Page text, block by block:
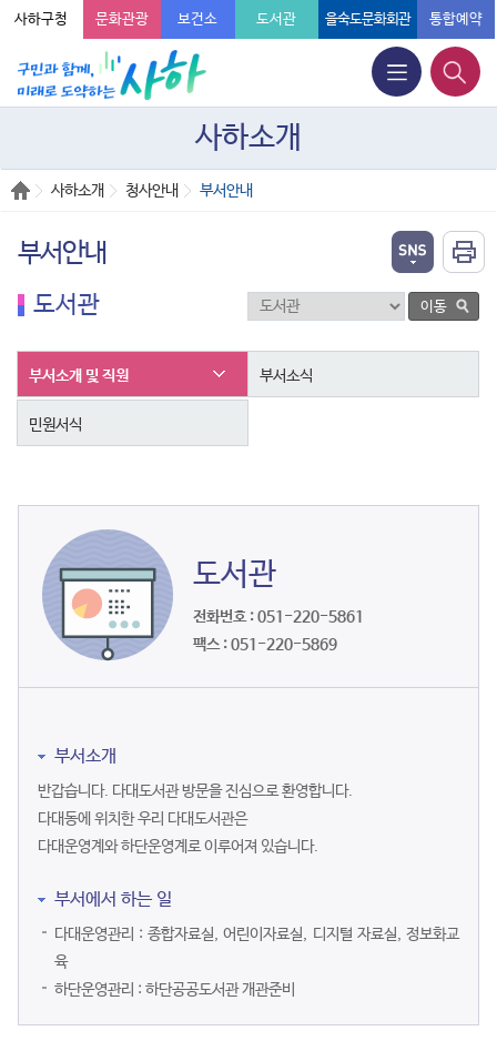
사하구청 문화관광 보건소 도서관 을숙도문화회관 통합예약
사하소개
사하소개 청사안내 부서안내
부서안내
도서관
부서소개 및 직원 부서소식
민원서식
도서관
전화번호 : 051-220-5861
팩스 : 051-220-5869
부서소개
반갑습니다. 다대도서관 방문을 진심으로 환영합니다.
다대동에 위치한 우리 다대도서관은
다대운영계와 하단운영계로 이루어져 있습니다.
부서에서 하는 일
다대운영관리 : 종합자료실, 어린이자료실, 디지털 자료실, 정보화교
육
하단운영관리 : 하단공공도서관 개관준비